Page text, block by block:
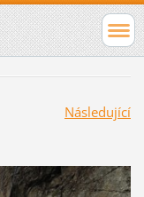
Následující